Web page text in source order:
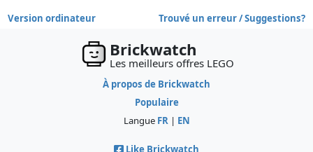
Version ordinateur Trouvé un erreur / Suggestions?
Brickwatch
Les meilleurs offres LEGO
À propos de Brickwatch
Populaire
Langue FR | EN
Like Brickwatch